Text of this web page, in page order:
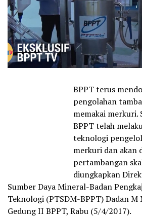
BPPT terus
pengolahan
memakai merkuri.
BPPT telah
teknologi
merkuri dan akan
pertambangan
diungkapkan
Sumber Daya Mineral-Badan
Teknologi (PTSDM-BPPT) Dadan
Gedung II BPPT, Rabu (5/4/2017).